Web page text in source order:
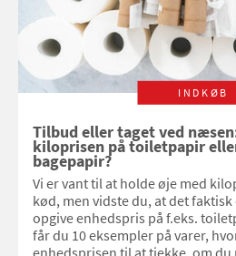
INDKØB
Tilbud eller taget ved
kiloprisen på toiletpapir
bagepapir?
Vi er vant til at holde øje med
kød, men vidste du, at det
opgive enhedspris på f.eks.
får du 10 eksempler på varer,